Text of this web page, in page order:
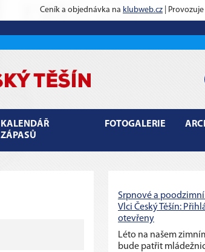
Ceník a objednávka na klubweb.cz | Provozuje
KALENDÁŘ
ZÁPASŮ
FOTOGALERIE
Srpnové a
Vlci Český Těšín:
otevřeny
Léto na našem
bude patřit